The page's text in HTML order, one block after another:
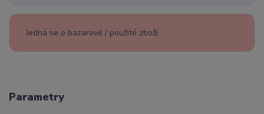
Jedná se o bazarové / použité zboží
Parametry